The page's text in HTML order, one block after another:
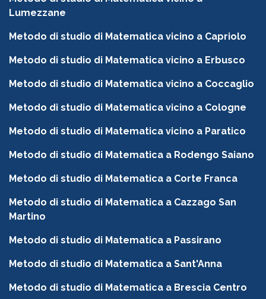
Lumezzane
Metodo di studio di Matematica vicino a Capriolo
Metodo di studio di Matematica vicino a Erbusco
Metodo di studio di Matematica vicino a Coccaglio
Metodo di studio di Matematica vicino a Cologne
Metodo di studio di Matematica vicino a Paratico
Metodo di studio di Matematica a Rodengo Saiano
Metodo di studio di Matematica a Corte Franca
Metodo di studio di Matematica a Cazzago San
Martino
Metodo di studio di Matematica a Passirano
Metodo di studio di Matematica a Sant'Anna
Metodo di studio di Matematica a Brescia Centro